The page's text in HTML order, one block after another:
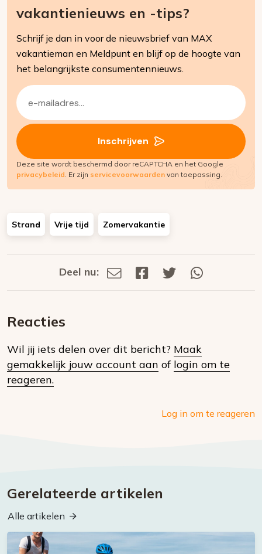
vakantienieuws en -tips?
Schrijf je dan in voor de nieuwsbrief van MAX
vakantieman en Meldpunt en blijf op de hoogte van
het belangrijkste consumentennieuws.
E-
mailadres
(Vereist)
Inschrijven
Deze site wordt beschermd door reCAPTCHA en het Google
privacybeleid. Er zijn servicevoorwaarden van toepassing.
Strand Vrije tijd Zomervakantie
Deel
social
Deel nu:
Deel
Deel
Deel
Reacties
Wil jij iets delen over dit bericht? Maak
gemakkelijk jouw account aan of login om te
reageren.
Log in om te reageren
Gerelateerde artikelen
Alle artikelen